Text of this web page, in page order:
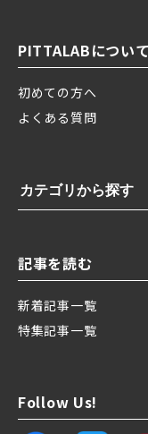
PITTALABについて
初めての方へ
よくある質問
カテゴリから探す
記事を読む
新着記事一覧
特集記事一覧
Follow Us!